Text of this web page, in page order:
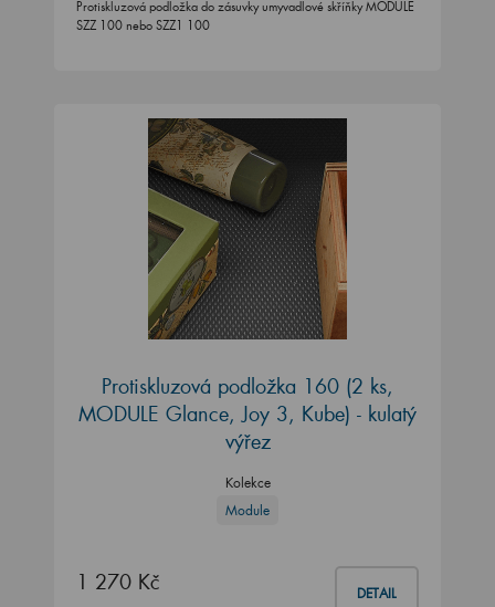
Protiskluzová podložka do zásuvky umyvadlové skříňky MODULE
SZZ 100 nebo SZZ1 100
Protiskluzová podložka 160 (2 ks,
MODULE Glance, Joy 3, Kube) - kulatý
výřez
Kolekce
Module
1 270 Kč DETAIL